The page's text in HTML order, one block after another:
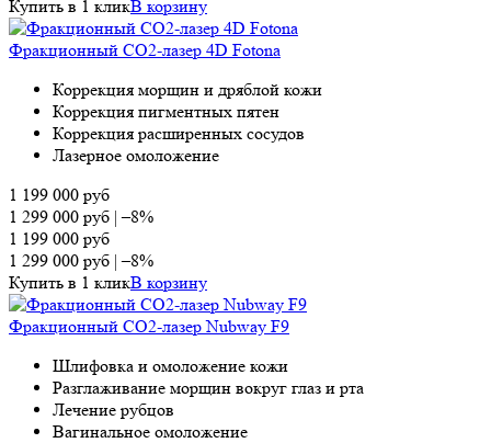
Купить в 1 кликВ корзину
Фракционный СО2-лазер 4D Fotona
Коррекция морщин и дряблой кожи
Коррекция пигментных пятен
Коррекция расширенных сосудов
Лазерное омоложение
1 199 000 руб
1 299 000 руб |–8%
1 199 000 руб
1 299 000 руб |–8%
Купить в 1 кликВ корзину
Фракционный СО2-лазер Nubway F9
Шлифовка и омоложение кожи
Разглаживание морщин вокруг глаз и рта
Лечение рубцов
Вагинальное омоложение